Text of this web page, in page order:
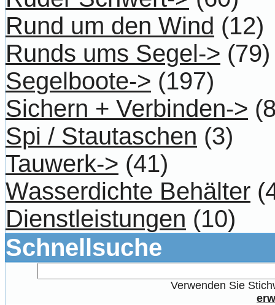
Rund um den Wind (12)
Runds ums Segel-> (79)
Segelboote-> (197)
Sichern + Verbinden->
Spi / Stautaschen (3)
Tauwerk-> (41)
Wasserdichte Behälter
Dienstleistungen (10)
Schnellsuche
Verwenden Sie